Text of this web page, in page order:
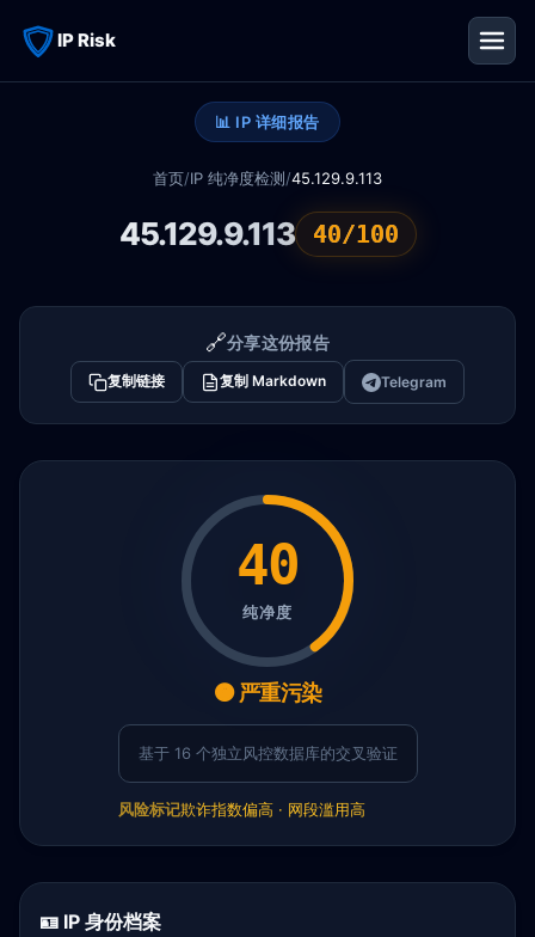
IP Risk
📊 IP 详细报告
首页/IP 纯净度检测/45.129.9.113
45.129.9.113 40/100
🔗分享这份报告
复制链接 复制 Markdown Telegram
40
纯净度
🟠 严重污染
基于 16 个独立风控数据库的交叉验证
风险标记欺诈指数偏高 · 网段滥用高
🪪 IP 身份档案